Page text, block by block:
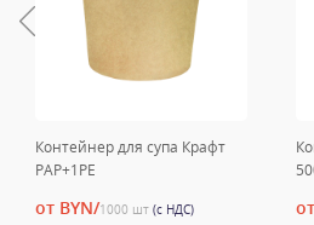
Контейнер для супа Крафт
PAP+1PE
от BYN/1000 шт (с НДС)